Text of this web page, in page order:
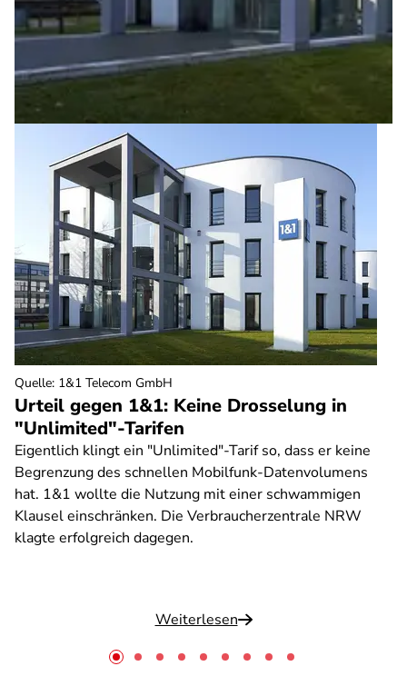
Urteil gegen 1&1: Keine Drosselung in
"Unlimited"-Tarifen
Eigentlich klingt ein "Unlimited"-Tarif so, dass er keine
Begrenzung des schnellen Mobilfunk-Datenvolumens
hat. 1&1 wollte die Nutzung mit einer schwammigen
Klausel einschränken. Die Verbraucherzentrale NRW
klagte erfolgreich dagegen.
Weiterlesen
Quelle: 1&1 Telecom GmbH